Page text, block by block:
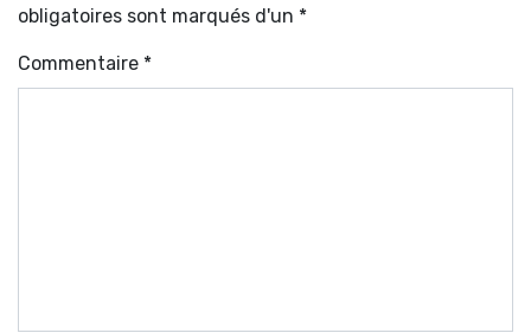
obligatoires sont marqués d'un *
Commentaire *